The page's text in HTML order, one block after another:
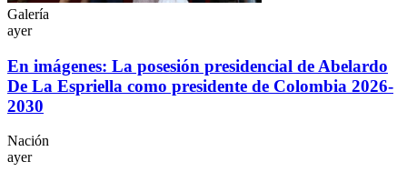
Galería
ayer
En imágenes: La posesión presidencial de Abelardo
De La Espriella como presidente de Colombia 2026-
2030
Nación
ayer